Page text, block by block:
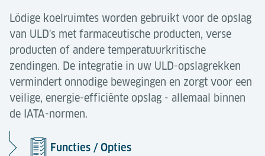
Lödige koelruimtes worden gebruikt voor de opslag
van ULD's met farmaceutische producten, verse
producten of andere temperatuurkritische
zendingen. De integratie in uw ULD-opslagrekken
vermindert onnodige bewegingen en zorgt voor een
veilige, energie-efficiënte opslag - allemaal binnen
de IATA-normen.
Functies / Opties